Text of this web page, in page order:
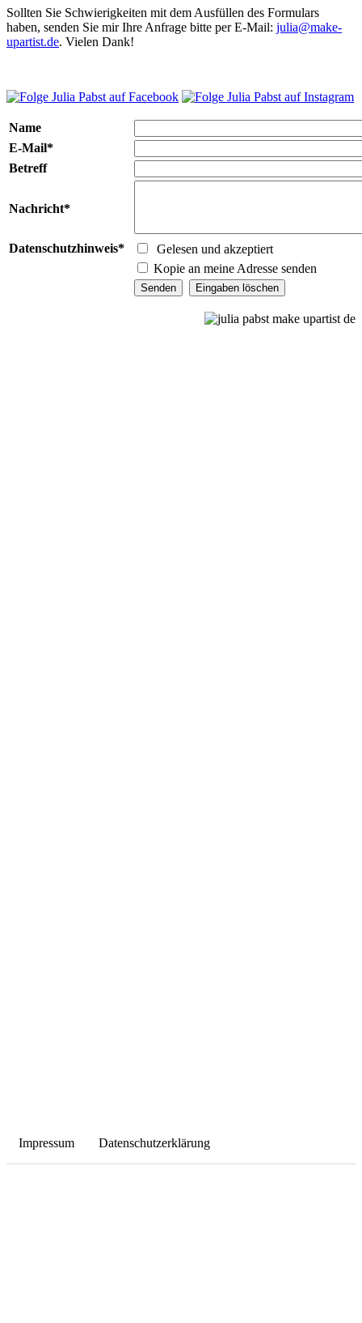
Sollten Sie Schwierigkeiten mit dem Ausfüllen des Formulars
haben, senden Sie mir Ihre Anfrage bitte per E-Mail: julia@make-
upartist.de. Vielen Dank!
Name
E-Mail*
Betreff
Nachricht*
Datenschutzhinweis*
Gelesen und akzeptiert
Kopie an meine Adresse senden
Impressum Datenschutzerklärung